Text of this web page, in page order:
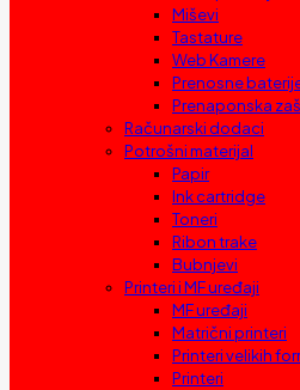
Miševi
Tastature
Web Kamere
Prenosne
Prenaponska
Računarski dodaci
Potrošni materijal
Papir
Ink cartridge
Toneri
Ribon trake
Bubnjevi
Printeri i MF uređaji
MF uređaji
Matrični printeri
Printeri velikih
Printeri